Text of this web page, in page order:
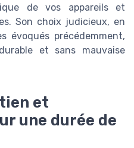
de vos appareils et
Son choix judicieux, en
évoqués précédemment,
et sans mauvaise
et
une durée de